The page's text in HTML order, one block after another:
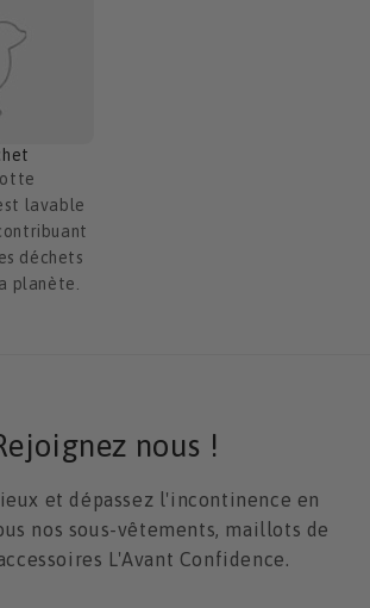
lavable
déchets
planète.
nous !
et dépassez l'incontinence en
nos sous-vêtements, maillots de
L'Avant Confidence.